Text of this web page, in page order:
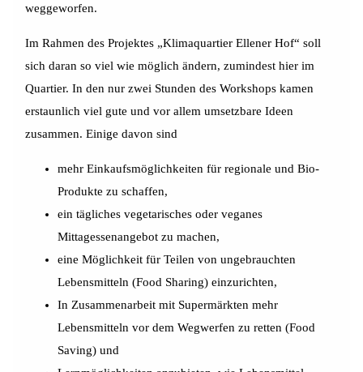
weggeworfen.
Im Rahmen des Projektes „Klimaquartier Ellener Hof“ soll
sich daran so viel wie möglich ändern, zumindest hier im
Quartier. In den nur zwei Stunden des Workshops kamen
erstaunlich viel gute und vor allem umsetzbare Ideen
zusammen. Einige davon sind
mehr Einkaufsmöglichkeiten für regionale und Bio-
Produkte zu schaffen,
ein tägliches vegetarisches oder veganes
Mittagessenangebot zu machen,
eine Möglichkeit für Teilen von ungebrauchten
Lebensmitteln (Food Sharing) einzurichten,
In Zusammenarbeit mit Supermärkten mehr
Lebensmitteln vor dem Wegwerfen zu retten (Food
Saving) und